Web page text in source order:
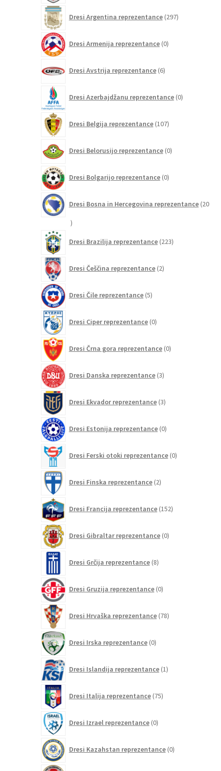
Dresi Argentina reprezentance 297izdelkov
Dresi Armenija reprezentance 0izdelkov
Dresi Avstrija reprezentance 6izdelkov
Dresi Azerbajdžanu reprezentance 0izdelkov
Dresi Belgija reprezentance 107izdelkov
Dresi Belorusijo reprezentance 0izdelkov
Dresi Bolgarijo reprezentance 0izdelkov
Dresi Bosna in Hercegovina reprezentance 20
20
Dresi Brazilija reprezentance 223izdelkov
Dresi Češčina reprezentance 2izdelka
Dresi Čile reprezentance 5izdelkov
Dresi Ciper reprezentance 0izdelkov
Dresi Črna gora reprezentance 0izdelkov
Dresi Danska reprezentance 3izdelki
Dresi Ekvador reprezentance 3izdelki
Dresi Estonija reprezentance 0izdelkov
Dresi Ferski otoki reprezentance 0izdelkov
Dresi Finska reprezentance 2izdelka
Dresi Francija reprezentance 152izdelkov
Dresi Gibraltar reprezentance 0izdelkov
Dresi Grčija reprezentance 8izdelkov
Dresi Gruzija reprezentance 0izdelkov
Dresi Hrvaška reprezentance 78izdelkov
Dresi Irska reprezentance 0izdelkov
Dresi Islandija reprezentance 1izdelek
Dresi Italija reprezentance 75izdelkov
Dresi Izrael reprezentance 0izdelkov
Dresi Kazahstan reprezentance 0izdelkov